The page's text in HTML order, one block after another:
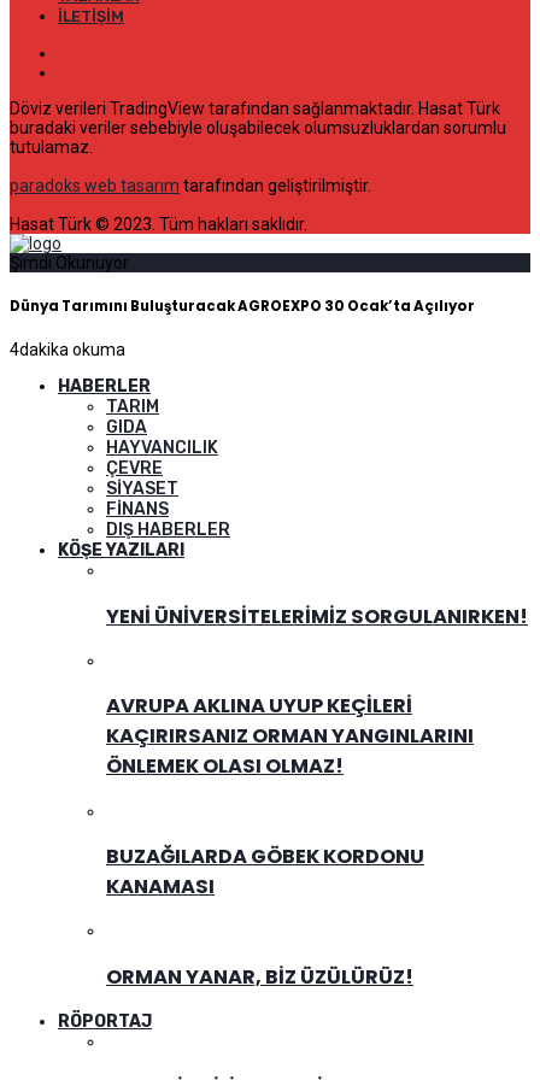
İLETIŞIM
Döviz verileri TradingView tarafından sağlanmaktadır. Hasat Türk
buradaki veriler sebebiyle oluşabilecek olumsuzluklardan sorumlu
tutulamaz.
paradoks web tasarım tarafından geliştirilmiştir.
Hasat Türk © 2023. Tüm hakları saklıdır.
Şimdi Okunuyor
Dünya Tarımını Buluşturacak AGROEXPO 30 Ocak’ta Açılıyor
4dakika okuma
HABERLER
TARIM
GIDA
HAYVANCILIK
ÇEVRE
SIYASET
FINANS
DIŞ HABERLER
KÖŞE YAZILARI
YENI ÜNIVERSITELERIMIZ SORGULANIRKEN!
AVRUPA AKLINA UYUP KEÇILERI
KAÇIRIRSANIZ ORMAN YANGINLARINI
ÖNLEMEK OLASI OLMAZ!
BUZAĞILARDA GÖBEK KORDONU
KANAMASI
ORMAN YANAR, BIZ ÜZÜLÜRÜZ!
RÖPORTAJ